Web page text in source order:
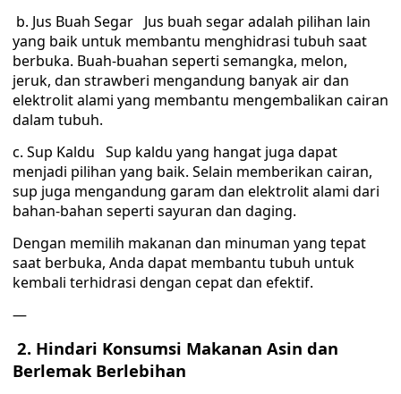
b. Jus Buah Segar Jus buah segar adalah pilihan lain
yang baik untuk membantu menghidrasi tubuh saat
berbuka. Buah-buahan seperti semangka, melon,
jeruk, dan strawberi mengandung banyak air dan
elektrolit alami yang membantu mengembalikan cairan
dalam tubuh.
c. Sup Kaldu Sup kaldu yang hangat juga dapat
menjadi pilihan yang baik. Selain memberikan cairan,
sup juga mengandung garam dan elektrolit alami dari
bahan-bahan seperti sayuran dan daging.
Dengan memilih makanan dan minuman yang tepat
saat berbuka, Anda dapat membantu tubuh untuk
kembali terhidrasi dengan cepat dan efektif.
—
2. Hindari Konsumsi Makanan Asin dan
Berlemak Berlebihan